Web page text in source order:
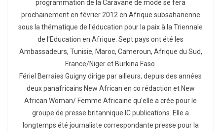
programmation de la Caravane de mode se fera
prochainement en février 2012 en Afrique subsaharienne
sous la thématique de l'éducation pour la paix à la Triennale
de l'Education en Afrique. Sept pays ont été les
Ambassadeurs, Tunisie, Maroc, Cameroun, Afrique du Sud,
France/Niger et Burkina Faso.
Fériel Berraies Guigny dirige par ailleurs, depuis des années
deux panafricains New African en co rédaction et New
African Woman/ Femme Africaine qu'elle a crée pour le
groupe de presse britannique IC publications. Elle a
longtemps été journaliste correspondante presse pour la